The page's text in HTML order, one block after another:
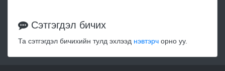
Сэтгэгдэл бичих
Та сэтгэгдэл бичихийн тулд эхлээд нэвтэрч орно уу.